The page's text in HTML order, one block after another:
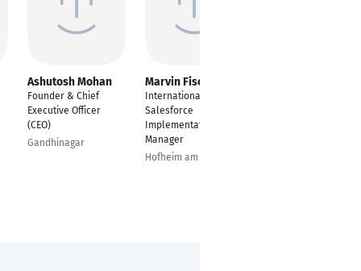
Ashutosh Mohan
Founder & Chief
Executive Officer
(CEO)
Gandhinagar
Marvin Fischer
International
Salesforce
Implementation
Manager
Hofheim am Taunus